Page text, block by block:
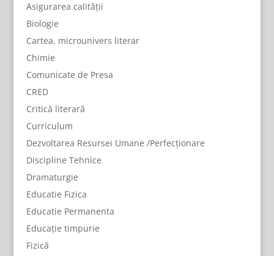
Asigurarea calității
Biologie
Cartea, microunivers literar
Chimie
Comunicate de Presa
CRED
Critică literară
Curriculum
Dezvoltarea Resursei Umane /Perfecționare
Discipline Tehnice
Dramaturgie
Educatie Fizica
Educatie Permanenta
Educație timpurie
Fizică